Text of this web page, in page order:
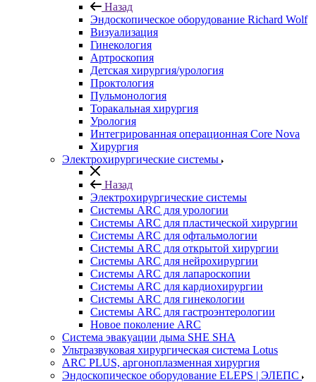
Назад
Эндоскопическое оборудование Richard Wolf
Визуализация
Гинекология
Артроскопия
Детская хирургия/урология
Проктология
Пульмонология
Торакальная хирургия
Урология
Интегрированная операционная Core Nova
Хирургия
Электрохирургические системы
Назад
Электрохирургические системы
Системы ARC для урологии
Системы ARC для пластической хирургии
Системы ARC для офтальмологии
Системы ARC для открытой хирургии
Системы ARC для нейрохирургии
Системы ARC для лапароскопии
Системы ARC для кардиохирургии
Системы ARC для гинекологии
Системы ARC для гастроэнтерологии
Новое поколение ARC
Система эвакуации дыма SHE SHA
Ультразвуковая хирургическая система Lotus
ARC PLUS, аргоноплазменная хирургия
Эндоскопическое оборудование ELEPS | ЭЛЕПС